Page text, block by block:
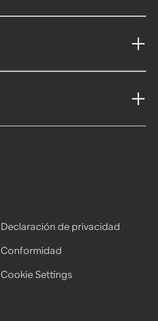
Declaración de privacidad
Conformidad
Cookie Settings